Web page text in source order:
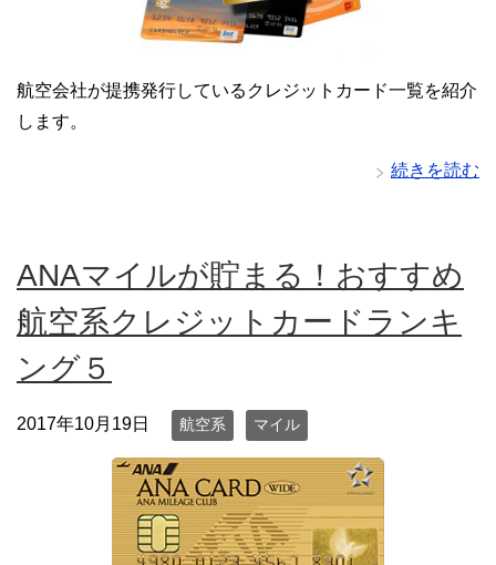
航空会社が提携発行しているクレジットカード一覧を紹介
します。
続きを読む
ANAマイルが貯まる！おすすめ
航空系クレジットカードランキ
ング５
2017年10月19日 航空系 マイル